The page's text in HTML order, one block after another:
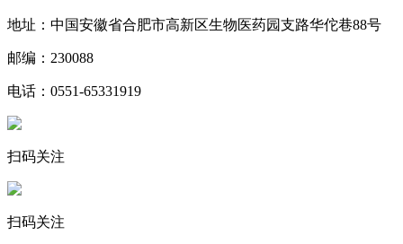
地址：中国安徽省合肥市高新区生物医药园支路华佗巷88号
邮编：230088
电话：0551-65331919
扫码关注
扫码关注